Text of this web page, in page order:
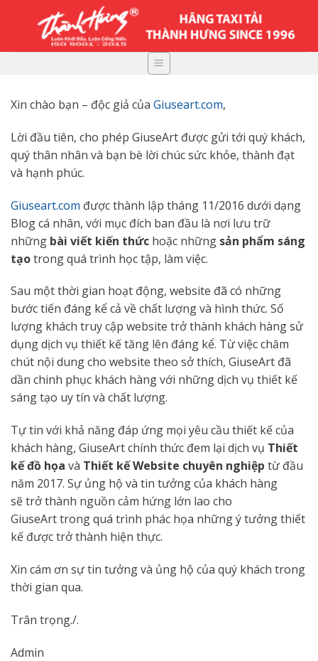
Xin chào bạn – độc giả của Giuseart.com,
Lời đầu tiên, cho phép GiuseArt được gửi tới quý khách,
quý thân nhân và bạn bè lời chúc sức khỏe, thành đạt
và hạnh phúc.
Giuseart.com được thành lập tháng 11/2016 dưới dạng
Blog cá nhân, với mục đích ban đầu là nơi lưu trữ
những bài viết kiến thức hoặc những sản phẩm sáng
tạotrong quá trình học tập, làm việc.
Sau một thời gian hoạt động, website đã có những
bước tiến đáng kể cả về chất lượng và hình thức. Số
lượng khách truy cập website trở thành khách hàng sử
dụng dịch vụ thiết kế tăng lên đáng kể. Từ việc chăm
chút nội dung cho website theo sở thích, GiuseArt đã
dần chinh phục khách hàng với những dịch vụ thiết kế
sáng tạo uy tín và chất lượng.
Tự tin với khả năng đáp ứng mọi yêu cầu thiết kế của
khách hàng, GiuseArt chính thức đem lại dịch vụ Thiết
kế đồ họa và Thiết kế Website chuyên nghiệp từ đầu
năm 2017. Sự ủng hộ và tin tưởng của khách hàng
sẽ trở thành nguồn cảm hứng lớn lao cho
GiuseArt trong quá trình phác họa những ý tưởng thiết
kế được trở thành hiện thực.
Xin cám ơn sự tin tưởng và ủng hộ của quý khách trong
thời gian qua.
Trân trọng./.
Admin